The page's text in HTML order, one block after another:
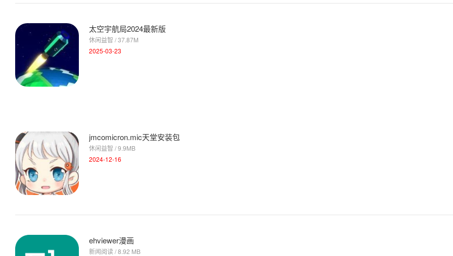
太空宇航局2024最新版
休闲益智 / 37.87M
2025-03-23
jmcomicron.mic天堂安装包
休闲益智 / 9.9MB
2024-12-16
ehviewer漫画
新闻阅读 / 8.92 MB